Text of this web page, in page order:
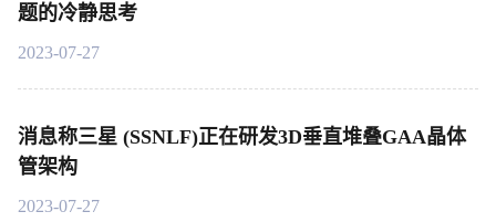
题的冷静思考
2023-07-27
消息称三星 (SSNLF)正在研发3D垂直堆叠GAA晶体
管架构
2023-07-27